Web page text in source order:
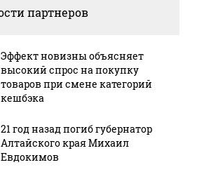
СМИ: В Химках на
полицейскую
подожгли.
России:
партнеров
Эффект новизны объясняет
высокий спрос на покупку
товаров при смене категорий
кешбэка
21 год назад погиб губернатор
Алтайского края Михаил
Евдокимов